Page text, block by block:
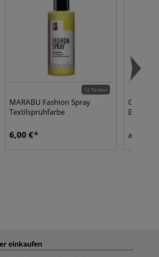
12 Farben
MARABU Fashion Spray
Textilsprühfarbe
6,00 €
BASIC
ab
einkaufen